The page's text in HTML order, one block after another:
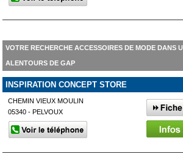
VOTRE RECHERCHE ACCESSOIRES DE MODE DANS
ALENTOURS DE GAP
INSPIRATION CONCEPT STORE
CHEMIN VIEUX MOULIN
05340 - PELVOUX